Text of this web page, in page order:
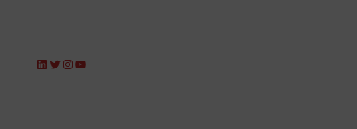
LinkedIn
Twitter
Instagram
YouTube